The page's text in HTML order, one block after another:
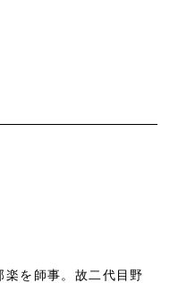
を師事。故二代目野